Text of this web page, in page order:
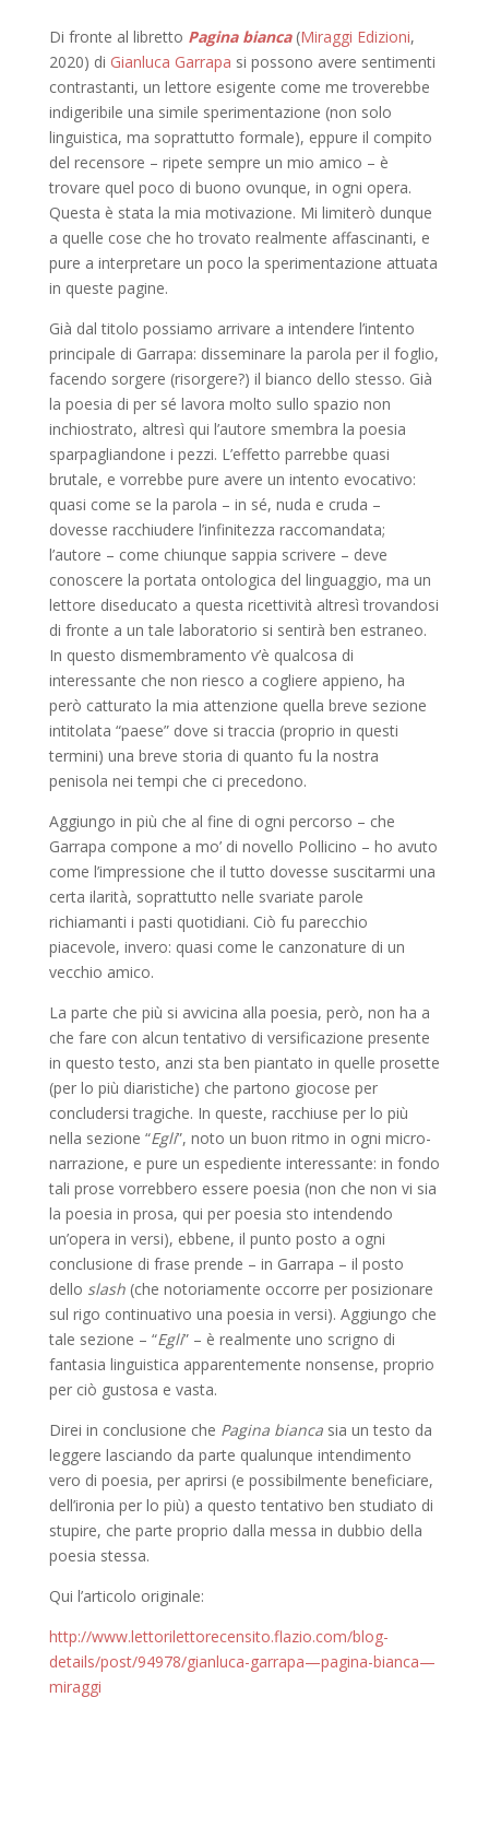
Di fronte al libretto Pagina bianca(Miraggi Edizioni,
2020) di Gianluca Garrapa si possono avere sentimenti
contrastanti, un lettore esigente come me troverebbe
indigeribile una simile sperimentazione (non solo
linguistica, ma soprattutto formale), eppure il compito
del recensore – ripete sempre un mio amico – è
trovare quel poco di buono ovunque, in ogni opera.
Questa è stata la mia motivazione. Mi limiterò dunque
a quelle cose che ho trovato realmente affascinanti, e
pure a interpretare un poco la sperimentazione attuata
in queste pagine.
Già dal titolo possiamo arrivare a intendere l’intento
principale di Garrapa: disseminare la parola per il foglio,
facendo sorgere (risorgere?) il bianco dello stesso. Già
la poesia di per sé lavora molto sullo spazio non
inchiostrato, altresì qui l’autore smembra la poesia
sparpagliandone i pezzi. L’effetto parrebbe quasi
brutale, e vorrebbe pure avere un intento evocativo:
quasi come se la parola – in sé, nuda e cruda –
dovesse racchiudere l’infinitezza raccomandata;
l’autore – come chiunque sappia scrivere – deve
conoscere la portata ontologica del linguaggio, ma un
lettore diseducato a questa ricettività altresì trovandosi
di fronte a un tale laboratorio si sentirà ben estraneo.
In questo dismembramento v’è qualcosa di
interessante che non riesco a cogliere appieno, ha
però catturato la mia attenzione quella breve sezione
intitolata “paese” dove si traccia (proprio in questi
termini) una breve storia di quanto fu la nostra
penisola nei tempi che ci precedono.
Aggiungo in più che al fine di ogni percorso – che
Garrapa compone a mo’ di novello Pollicino – ho avuto
come l’impressione che il tutto dovesse suscitarmi una
certa ilarità, soprattutto nelle svariate parole
richiamanti i pasti quotidiani. Ciò fu parecchio
piacevole, invero: quasi come le canzonature di un
vecchio amico.
La parte che più si avvicina alla poesia, però, non ha a
che fare con alcun tentativo di versificazione presente
in questo testo, anzi sta ben piantato in quelle prosette
(per lo più diaristiche) che partono giocose per
concludersi tragiche. In queste, racchiuse per lo più
nella sezione “Egli”, noto un buon ritmo in ogni micro-
narrazione, e pure un espediente interessante: in fondo
tali prose vorrebbero essere poesia (non che non vi sia
la poesia in prosa, qui per poesia sto intendendo
un’opera in versi), ebbene, il punto posto a ogni
conclusione di frase prende – in Garrapa – il posto
dello slash(che notoriamente occorre per posizionare
sul rigo continuativo una poesia in versi). Aggiungo che
tale sezione – “Egli” – è realmente uno scrigno di
fantasia linguistica apparentemente nonsense, proprio
per ciò gustosa e vasta.
Direi in conclusione che Pagina biancasia un testo da
leggere lasciando da parte qualunque intendimento
vero di poesia, per aprirsi (e possibilmente beneficiare,
dell’ironia per lo più) a questo tentativo ben studiato di
stupire, che parte proprio dalla messa in dubbio della
poesia stessa.
Qui l’articolo originale:
http://www.lettorilettorecensito.flazio.com/blog-
details/post/94978/gianluca-garrapa—pagina-bianca—
miraggi